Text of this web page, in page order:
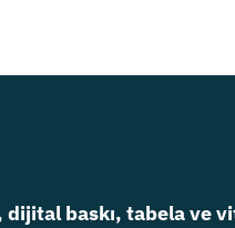
dijital baskı, tabela ve